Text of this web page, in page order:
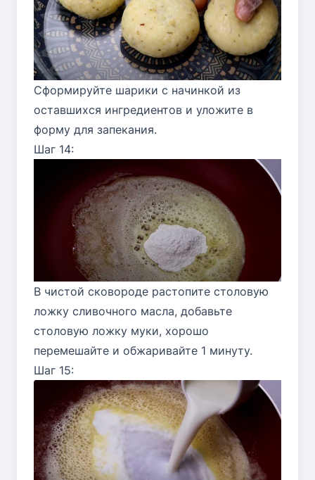
Сформируйте шарики с начинкой из
оставшихся ингредиентов и уложите в
форму для запекания.
Шаг 14:
В чистой сковороде растопите столовую
ложку сливочного масла, добавьте
столовую ложку муки, хорошо
перемешайте и обжаривайте 1 минуту.
Шаг 15: